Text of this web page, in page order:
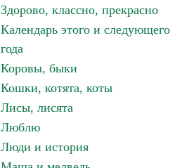
Здорово, классно, прекрасно
Календарь этого и следующего
года
Коровы, быки
Кошки, котята, коты
Лисы, лисята
Люблю
Люди и история